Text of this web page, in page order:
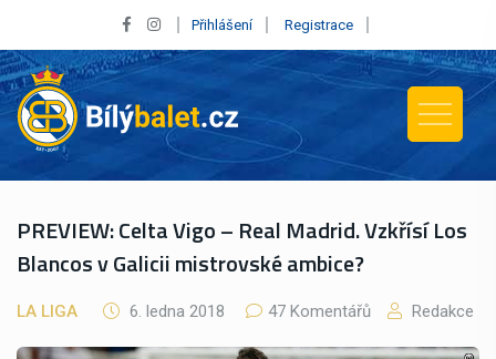
Přihlášení Registrace
PREVIEW: Celta Vigo – Real Madrid. Vzkřísí Los
Blancos v Galicii mistrovské ambice?
LA LIGA 6. ledna 2018 47 Komentářů Redakce